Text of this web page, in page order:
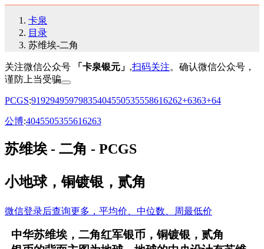
卡泉
目录
苏维埃-二角
关注微信公众号 「卡泉银元」 ,扫码关注。确认微信公众号，
谨防上当受骗
PCGS:91929495979835404550535558616262+6363+64
公博:4045505355616263
苏维埃 - 二角 - PCGS
小地球，铜镀银，贰角
微信登录后查询更多，平均价、中位数、周最低价
中华苏维埃，二角红军银币，铜镀银，贰角